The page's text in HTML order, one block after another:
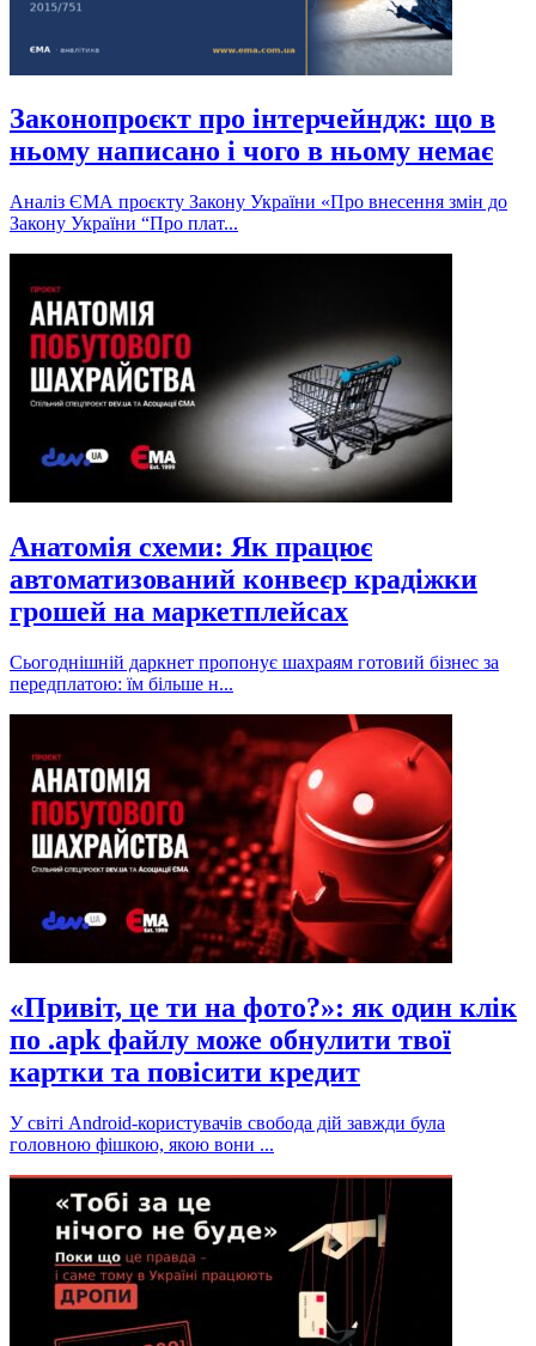
Законопроєкт про інтерчейндж: що в
ньому написано і чого в ньому немає
Аналіз ЄМА проєкту Закону України «Про внесення змін до
Закону України “Про плат...
Анатомія схеми: Як працює
автоматизований конвеєр крадіжки
грошей на маркетплейсах
Сьогоднішній даркнет пропонує шахраям готовий бізнес за
передплатою: їм більше н...
«Привіт, це ти на фото?»: як один клік
по .apk файлу може обнулити твої
картки та повісити кредит
У світі Android-користувачів свобода дій завжди була
головною фішкою, якою вони ...